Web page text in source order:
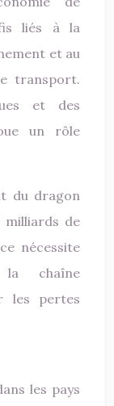
liés à la
et au
transport.
et des
un rôle
du dragon
milliards de
nécessite
chaîne
les pertes
les pays